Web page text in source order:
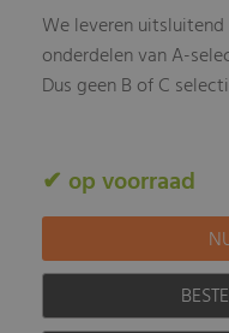
We leveren
onderdelen van A-
Dus geen B of C
✔ op voorraad